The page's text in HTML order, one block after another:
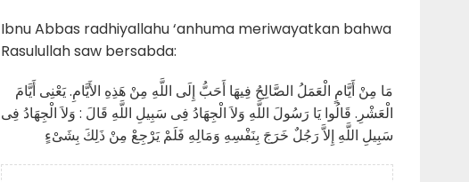
Ibnu Abbas radhiyallahu ‘anhuma meriwayatkan bahwa
Rasulullah saw bersabda:
مَا مِنْ أَيَّامٍ الْعَمَلُ الصَّالِحُ فِيهَا أَحَبُّ إِلَى اللَّهِ مِنْ هَذِهِ الأَيَّامِ. يَعْنِى أَيَّامَ
الْعَشْرِ. قَالُوا يَا رَسُولَ اللَّهِ وَلاَ الْجِهَادُ فِى سَبِيلِ اللَّهِ قَالَ : وَلاَ الْجِهَادُ فِى
سَبِيلِ اللَّهِ إِلاَّ رَجُلٌ خَرَجَ بِنَفْسِهِ وَمَالِهِ فَلَمْ يَرْجِعْ مِنْ ذَلِكَ بِشَىْءٍ